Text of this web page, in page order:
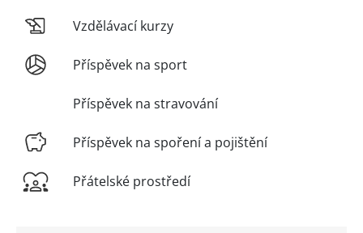
Vzdělávací kurzy
Příspěvek na sport
Příspěvek na stravování
Příspěvek na spoření a pojištění
Přátelské prostředí